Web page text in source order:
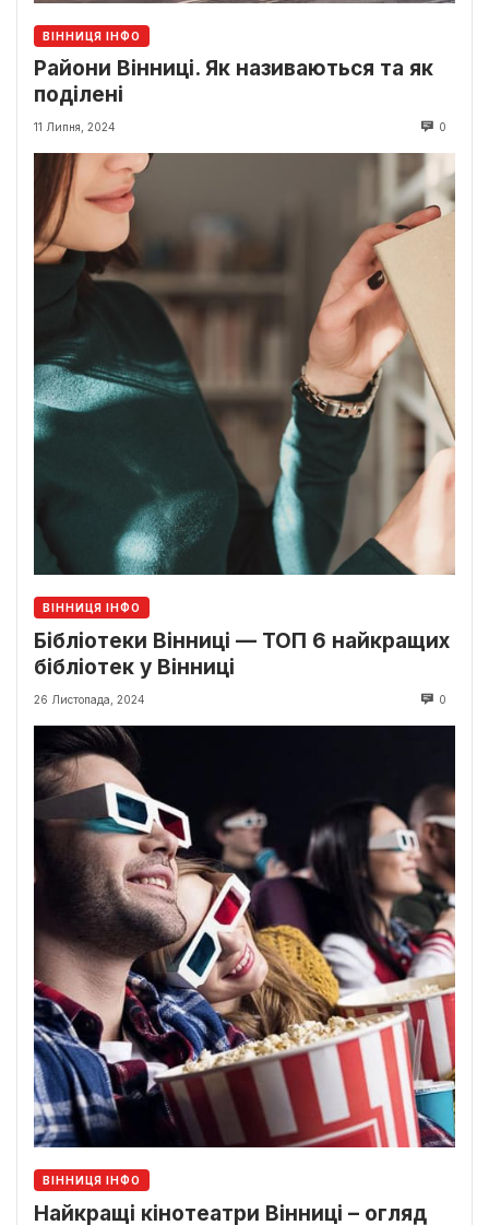
ВІННИЦЯ ІНФО
Райони Вінниці. Як називаються та як
поділені
11 Липня, 2024 0
ВІННИЦЯ ІНФО
Бібліотеки Вінниці — ТОП 6 найкращих
бібліотек у Вінниці
26 Листопада, 2024 0
ВІННИЦЯ ІНФО
Найкращі кінотеатри Вінниці – огляд